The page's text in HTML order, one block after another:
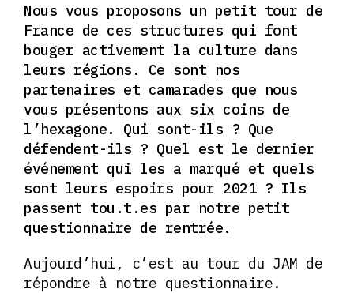
Nous vous proposons un petit tour de
France de ces structures qui font
bouger activement la culture dans
leurs régions. Ce sont nos
partenaires et camarades que nous
vous présentons aux six coins de
l’hexagone. Qui sont-ils ? Que
défendent-ils ? Quel est le dernier
événement qui les a marqué et quels
sont leurs espoirs pour 2021 ? Ils
passent tou.t.es par notre petit
questionnaire de rentrée.
Aujourd’hui, c’est au tour du JAM de
répondre à notre questionnaire.